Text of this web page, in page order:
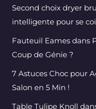
Second choix dryer
intelligente pour se
Fauteuil Eames dans
Coup de Génie ?
7 Astuces Choc pour
Salon en 5 Min !
Table Tulipe Knoll